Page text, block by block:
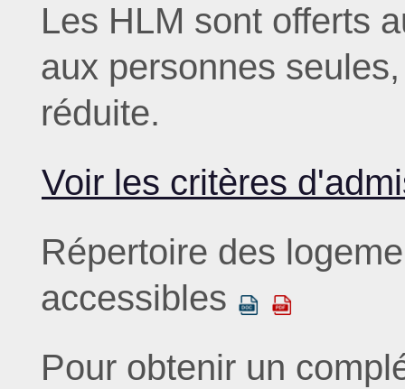
Les HLM sont offerts
aux personnes
réduite.
Voir les critères
Répertoire des
accessibles
Pour obtenir un